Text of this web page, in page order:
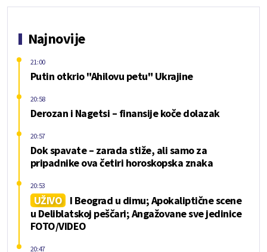
Najnovije
Putin otkrio "Ahilovu petu" Ukrajine
21:00
Derozan i Nagetsi – finansije koče dolazak
20:58
Dok spavate – zarada stiže, ali samo za
pripadnike ova četiri horoskopska znaka
20:57
UŽIVO
I Beograd u dimu; Apokaliptične scene
u Deliblatskoj peščari; Angažovane sve jedinice
FOTO/VIDEO
20:53
20:47